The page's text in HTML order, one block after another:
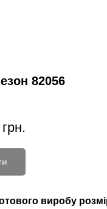
82056
грн.
виробу